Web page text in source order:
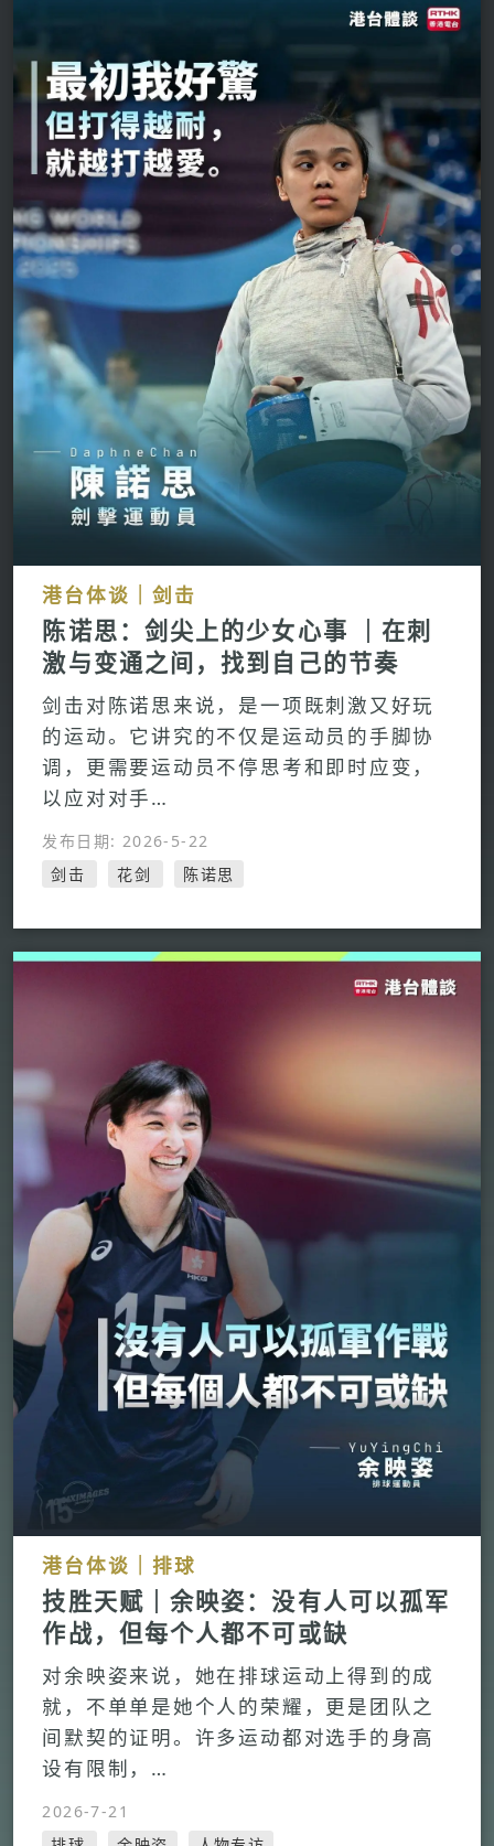
港台体谈｜剑击
陈诺思：剑尖上的少女心事 ｜在刺
激与变通之间，找到自己的节奏
剑击对陈诺思来说，是一项既刺激又好玩
的运动。它讲究的不仅是运动员的手脚协
调，更需要运动员不停思考和即时应变，
以应对对手…
发布日期: 2026-5-22
剑击
花剑 陈诺思
港台体谈｜排球
技胜天赋｜余映姿：没有人可以孤军
作战，但每个人都不可或缺
对余映姿来说，她在排球运动上得到的成
就，不单单是她个人的荣耀，更是团队之
间默契的证明。许多运动都对选手的身高
设有限制，…
2026-7-21